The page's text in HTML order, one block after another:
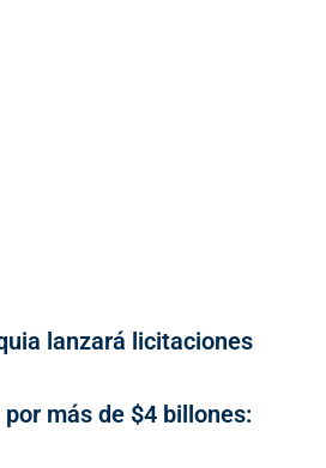
lanzará licitaciones
más de $4 billones: